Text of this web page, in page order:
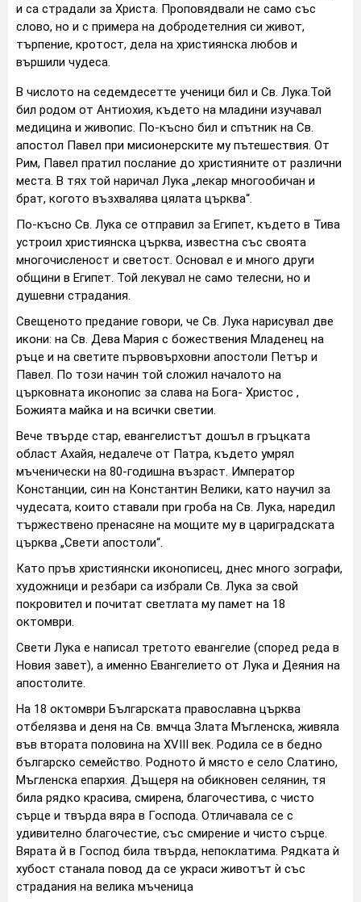
и са страдали за Христа. Проповядвали не само със
слово, но и с примера на добродетелния си живот,
търпение, кротост, дела на християнска любов и
вършили чудеса.
В числото на седемдесетте ученици бил и Св. Лука.Той
бил родом от Антиохия, където на младини изучавал
медицина и живопис. По-късно бил и спътник на Св.
апостол Павел при мисионерските му пътешествия. От
Рим, Павел пратил послание до християните от различни
места. В тях той наричал Лука „лекар многообичан и
брат, когото възхвалява цялата църква“.
По-късно Св. Лука се отправил за Египет, където в Тива
устроил християнска църква, известна със своята
многочисленост и светост. Основал е и много други
общини в Египет. Той лекувал не само телесни, но и
душевни страдания.
Свещеното предание говори, че Св. Лука нарисувал две
икони: на Св. Дева Мария с божествения Младенец на
ръце и на светите първовърховни апостоли Петър и
Павел. По този начин той сложил началото на
църковната иконопис за слава на Бога- Христос ,
Божията майка и на всички светии.
Вече твърде стар, евангелистът дошъл в гръцката
област Ахайя, недалече от Патра, където умрял
мъченически на 80-годишна възраст. Император
Констанции, син на Константин Велики, като научил за
чудесата, които ставали при гроба на Св. Лука, наредил
тържествено пренасяне на мощите му в цариградската
църква „Свети апостоли“.
Като пръв християнски иконописец, днес много зографи,
художници и резбари са избрали Св. Лука за свой
покровител и почитат светлата му памет на 18
октомври.
Свети Лука е написал третото евангелие (според реда в
Новия завет), а именно Евангелието от Лука и Деяния на
апостолите.
На 18 октомври Българската православна църква
отбелязва и деня на Св. вмчца Злата Мъгленска, живяла
във втората половина на ХVІІІ век. Родила се в бедно
българско семейство. Родното й място е село Слатино,
Мъгленска епархия. Дъщеря на обикновен селянин, тя
била рядко красива, смирена, благочестива, с чисто
сърце и твърда вяра в Господа. Отличавала се с
удивително благочестие, със смирение и чисто сърце.
Вярата й в Господ била твърда, непоклатима. Рядката ѝ
хубост станала повод да се украси животът ѝ със
страдания на велика мъченица